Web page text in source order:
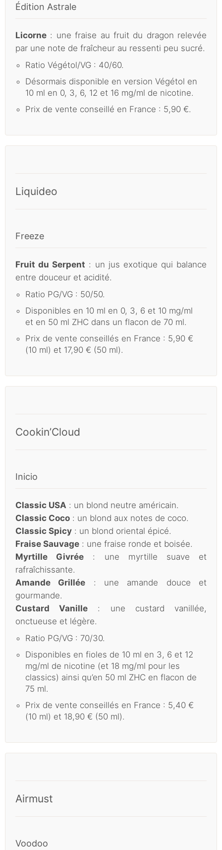
Édition Astrale
Licorne : une fraise au fruit du dragon relevée
par une note de fraîcheur au ressenti peu sucré.
Ratio Végétol/VG : 40/60.
Désormais disponible en version Végétol en
10 ml en 0, 3, 6, 12 et 16 mg/ml de nicotine.
Prix de vente conseillé en France : 5,90 €.
Liquideo
Freeze
Fruit du Serpent : un jus exotique qui balance
entre douceur et acidité.
Ratio PG/VG : 50/50.
Disponibles en 10 ml en 0, 3, 6 et 10 mg/ml
et en 50 ml ZHC dans un flacon de 70 ml.
Prix de vente conseillés en France : 5,90 €
(10 ml) et 17,90 € (50 ml).
Cookin’Cloud
Inicio
Classic USA : un blond neutre américain.
Classic Coco : un blond aux notes de coco.
Classic Spicy : un blond oriental épicé.
Fraise Sauvage : une fraise ronde et boisée.
Myrtille Givrée : une myrtille suave et
rafraîchissante.
Amande Grillée : une amande douce et
gourmande.
Custard Vanille : une custard vanillée,
onctueuse et légère.
Ratio PG/VG : 70/30.
Disponibles en fioles de 10 ml en 3, 6 et 12
mg/ml de nicotine (et 18 mg/ml pour les
classics) ainsi qu’en 50 ml ZHC en flacon de
75 ml.
Prix de vente conseillés en France : 5,40 €
(10 ml) et 18,90 € (50 ml).
Airmust
Voodoo